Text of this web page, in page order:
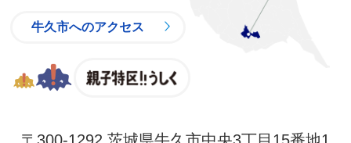
牛久市へのアクセス